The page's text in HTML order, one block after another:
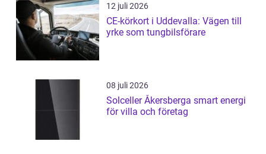
12 juli 2026
CE-körkort i Uddevalla: Vägen till
yrke som tungbilsförare
08 juli 2026
Solceller Åkersberga smart energi
för villa och företag